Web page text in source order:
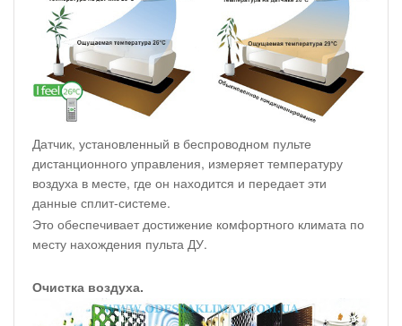
Датчик, установленный в беспроводном пульте
дистанционного управления, измеряет температуру
воздуха в месте, где он находится и передает эти
данные сплит-системе.
Это обеспечивает достижение комфортного климата по
месту нахождения пульта ДУ.
Очистка воздуха.